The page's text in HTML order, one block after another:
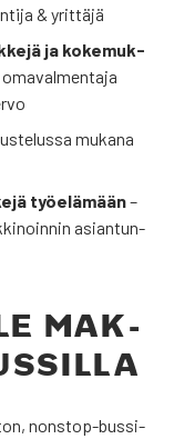
& yrit­tä­jä
ja koke­muk­
muka­na
työ­elä­mään–
asian­tun­
MAK­
nons­top-bus­si­